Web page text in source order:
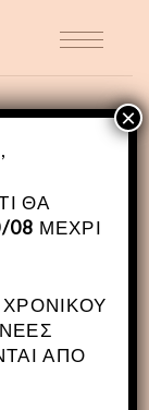
ΘΑ
08 ΜΈΧΡΙ
ΧΡΟΝΙΚΟΎ
ΑΠΌ
×